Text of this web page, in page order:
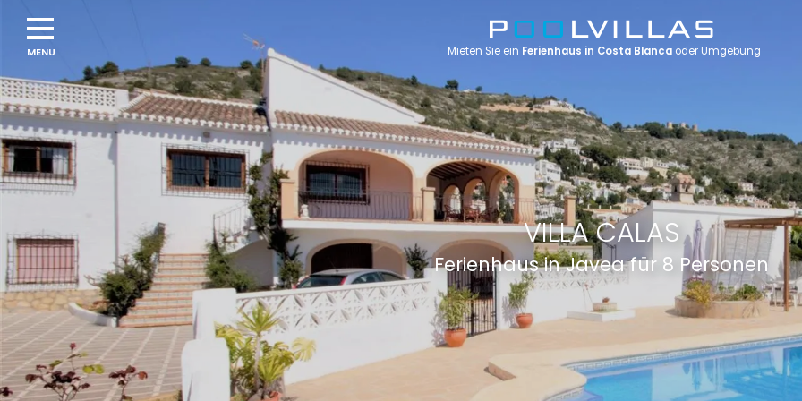
VILLA CALAS
Ferienhaus in Javea für 8 Personen
Mieten Sie ein Ferienhaus in Costa Blanca oder Umgebung